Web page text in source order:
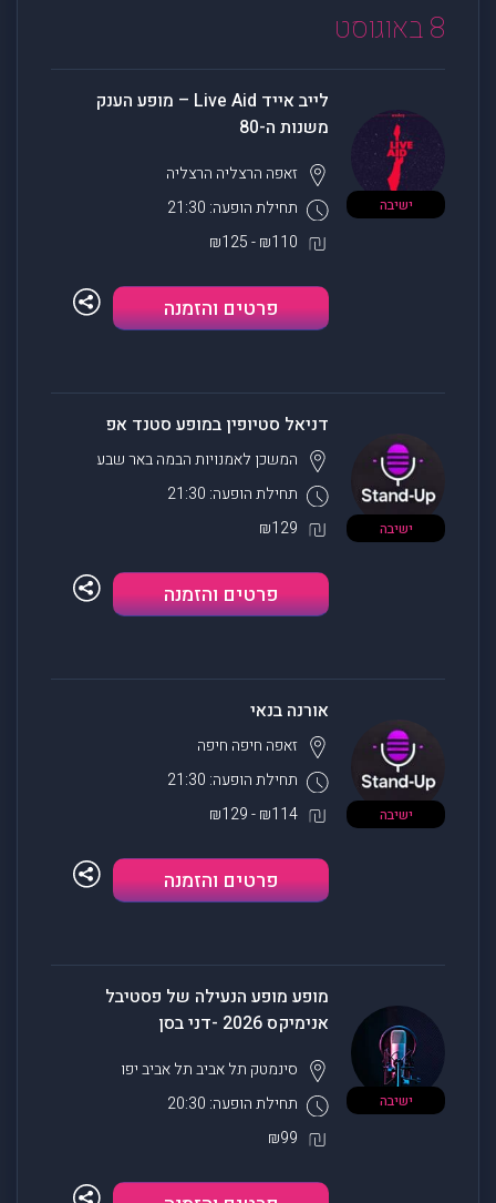
8 באוגוסט
ישיבה
לייב אייד Live Aid – מופע הענק
משנות ה-80
תחילת הופעה: 21:30
זאפה הרצליה הרצליה
₪110 - ₪125
פרטים והזמנה
ישיבה
דניאל סטיופין במופע סטנד אפ
תחילת הופעה: 21:30
המשכן לאמנויות הבמהבאר שבע
₪129
פרטים והזמנה
ישיבה
אורנה בנאי
תחילת הופעה: 21:30
זאפה חיפה חיפה
₪114 - ₪129
פרטים והזמנה
ישיבה
מופע מופע הנעילה של פסטיבל
אנימיקס 2026 -דני בסן
תחילת הופעה: 20:30
סינמטק תל אביבתל אביב יפו
₪99